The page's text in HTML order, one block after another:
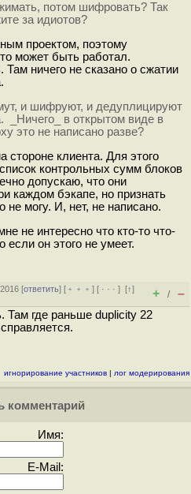
потом шифровать? Так
за идиотов?
проектом, поэтому
может быть работал.
Там ничего не сказано о сжатии
и шифруют, и дедуплицируют
_Ничего_ в открытом виде в
это не написано разве?
стороне клиента. Для этого
контрольных сумм блоков
допускаю, что они
каждом бэкапе, но признать
не могу. И, нет, не написано.
не интересно что кто-то что-
если он этого не умеет.
[ответить] [ ﹢﹢﹢] [ · · ·][↑]
+ / –
Там где раньше duplicity 22
игнорирование участников | лог модерирования
комментарий
Имя:
E-Mail: